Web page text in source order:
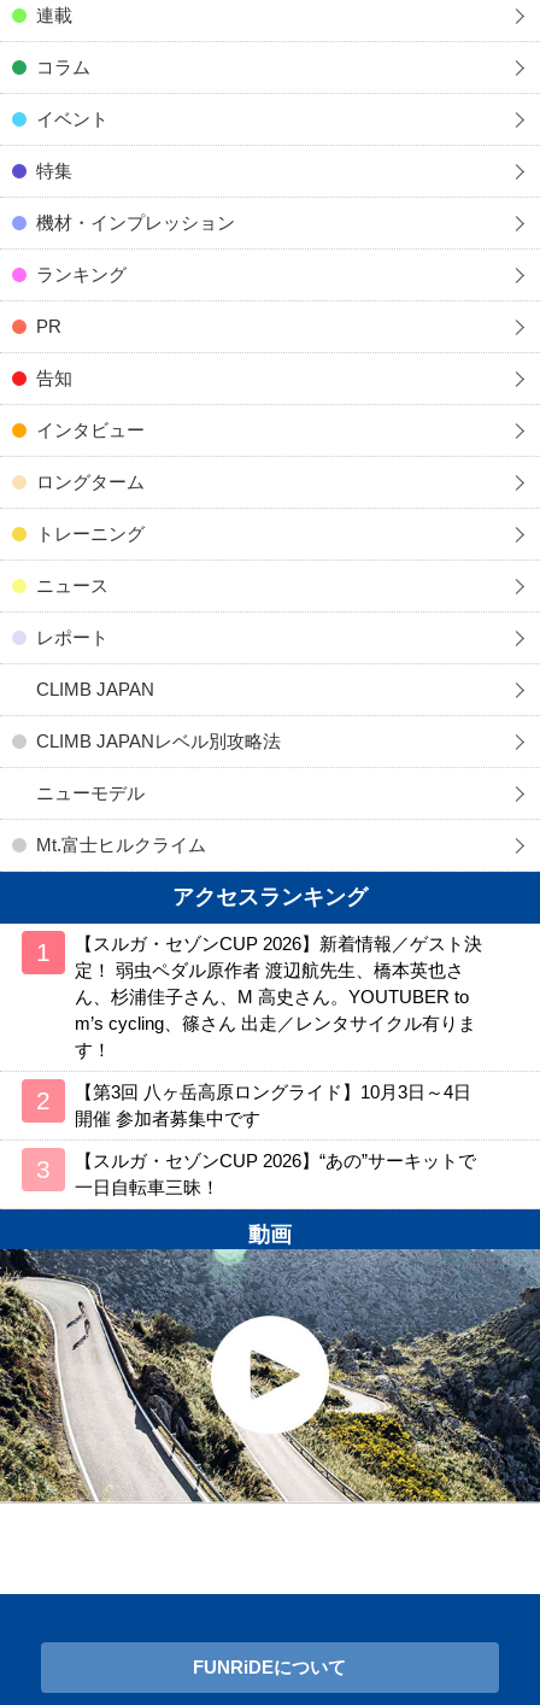
連載
コラム
イベント
特集
機材・インプレッション
ランキング
PR
告知
インタビュー
ロングターム
トレーニング
ニュース
レポート
CLIMB JAPAN
CLIMB JAPANレベル別攻略法
ニューモデル
Mt.富士ヒルクライム
アクセスランキング
【スルガ・セゾンCUP 2026】新着情報／ゲスト決
定！ 弱虫ペダル原作者 渡辺航先生、橋本英也さ
ん、杉浦佳子さん、M 高史さん。YOUTUBER to
m’s cycling、篠さん 出走／レンタサイクル有りま
す！
【第3回 八ヶ岳高原ロングライド】10月3日～4日
開催 参加者募集中です
【スルガ・セゾンCUP 2026】“あの”サーキットで
一日自転車三昧！
動画
FUNRiDEについて